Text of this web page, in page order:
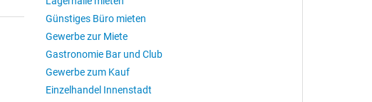
Günstiges Büro mieten
Gewerbe zur Miete
Gastronomie Bar und Club
Gewerbe zum Kauf
Einzelhandel Innenstadt